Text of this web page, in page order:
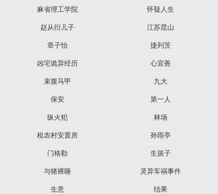
麻省理工学院
怀疑人生
赵从衍儿子
江苏昆山
章子怡
捷列茨
凶宅诡异经历
心宜善
束腹马甲
九大
保安
第一人
纵火犯
林场
租农村安置房
孙雨亭
门格勒
生孩子
与猪裸睡
灵异车祸事件
生意
结果